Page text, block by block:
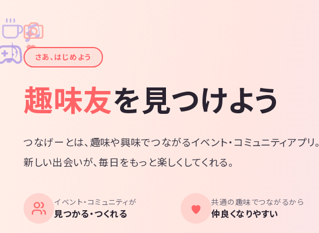
✦
✦
✧
✧
♪
♫
さあ、はじめよう
趣味友を見つけよう
つなげーとは、趣味や興味でつながるイベント・コミュニティアプリ。
新しい出会いが、毎日をもっと楽しくしてくれる。
イベント・コミュニティが
見つかる・つくれる
共通の趣味でつながるから
仲良くなりやすい